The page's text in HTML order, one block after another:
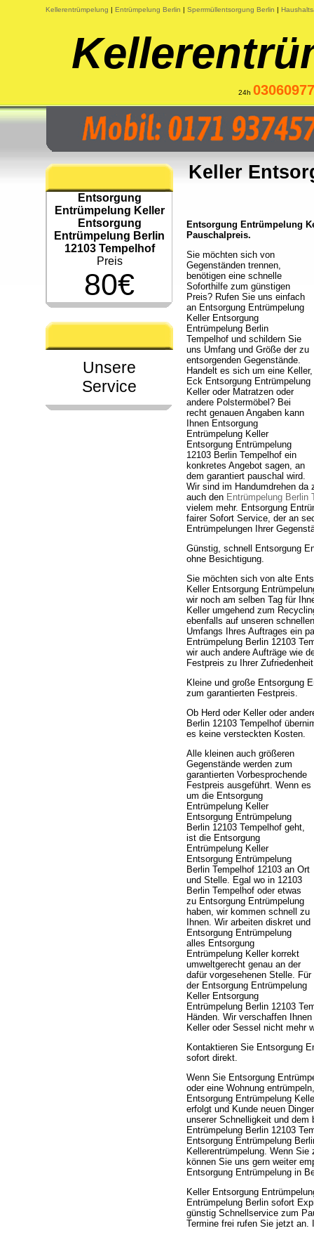
Kellerentrümpelung | Entrümpelung Berlin | Sperrmüllentsorgung Berlin |
24h
Entsorgung
Entrümpelung Keller
Entsorgung
Entrümpelung Berlin
12103 Tempelhof
Preis
80€
Unsere
Service
Keller
Entsorgung Entrümpelung
Pauschalpreis.
Sie möchten sich von
Gegenständen trennen,
benötigen eine schnelle
Soforthilfe zum günstigen
Preis? Rufen Sie uns einfach
an Entsorgung Entrümpelung
Keller Entsorgung
Entrümpelung Berlin
Tempelhof und schildern Sie
uns Umfang und Größe der zu
entsorgenden Gegenstände.
Handelt es sich um eine Keller,
Eck Entsorgung Entrümpelung
Keller oder Matratzen oder
andere Polstermöbel? Bei
recht genauen Angaben kann
Ihnen Entsorgung
Entrümpelung Keller
Entsorgung Entrümpelung
12103 Berlin Tempelhof ein
konkretes Angebot sagen, an
dem garantiert pauschal wird.
Wir sind im Handumdrehen da
auch den Entrümpelung Berlin
vielem mehr. Entsorgung
fairer Sofort Service, der an
Entrümpelungen Ihrer
Günstig, schnell Entsorgung
ohne Besichtigung.
Sie möchten sich von alte
Keller Entsorgung
wir noch am selben Tag für
Keller umgehend zum
ebenfalls auf unseren
Umfangs Ihres Auftrages ein
Entrümpelung Berlin 12103
wir auch andere Aufträge wie
Festpreis zu Ihrer
Kleine und große Entsorgung
zum garantierten Festpreis.
Ob Herd oder Keller oder
Berlin 12103 Tempelhof
es keine versteckten Kosten.
Alle kleinen auch größeren
Gegenstände werden zum
garantierten Vorbesprochende
Festpreis ausgeführt. Wenn es
um die Entsorgung
Entrümpelung Keller
Entsorgung Entrümpelung
Berlin 12103 Tempelhof geht,
ist die Entsorgung
Entrümpelung Keller
Entsorgung Entrümpelung
Berlin Tempelhof 12103 an Ort
und Stelle. Egal wo in 12103
Berlin Tempelhof oder etwas
zu Entsorgung Entrümpelung
haben, wir kommen schnell zu
Ihnen. Wir arbeiten diskret und
Entsorgung Entrümpelung
alles Entsorgung
Entrümpelung Keller korrekt
umweltgerecht genau an der
dafür vorgesehenen Stelle. Für
der Entsorgung Entrümpelung
Keller Entsorgung
Entrümpelung Berlin 12103
Händen. Wir verschaffen
Keller oder Sessel nicht mehr
Kontaktieren Sie Entsorgung
sofort direkt.
Wenn Sie Entsorgung
oder eine Wohnung
Entsorgung Entrümpelung
erfolgt und Kunde neuen
unserer Schnelligkeit und dem
Entrümpelung Berlin 12103
Entsorgung Entrümpelung
Kellerentrümpelung. Wenn
können Sie uns gern weiter
Entsorgung Entrümpelung in
Keller Entsorgung
Entrümpelung Berlin sofort
günstig Schnellservice zum
Termine frei rufen Sie jetzt an.